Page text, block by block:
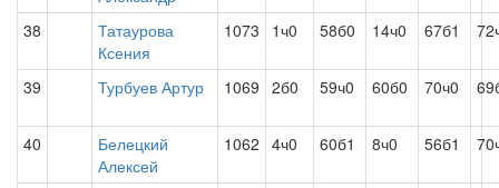
38
Татаурова
Ксения
1073 1ч0 58б0 14ч0 67б1
39 Турбуев Артур 1069 2б0 59ч0 60б0 70ч0
40
Белецкий
Алексей
1062 4ч0 60б1 8ч0 56б1